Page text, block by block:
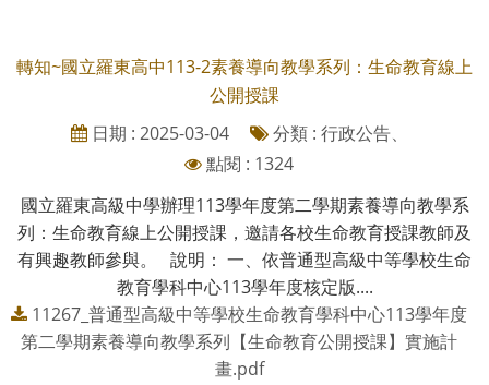
轉知~國立羅東高中113-2素養導向教學系列：生命教育線上
公開授課
日期 : 2025-03-04
分類 : 行政公告、
點閱 : 1324
國立羅東高級中學辦理113學年度第二學期素養導向教學系
列：生命教育線上公開授課，邀請各校生命教育授課教師及
有興趣教師參與。 說明： 一、依普通型高級中等學校生命
教育學科中心113學年度核定版....
11267_普通型高級中等學校生命教育學科中心113學年度
第二學期素養導向教學系列【生命教育公開授課】實施計
畫.pdf